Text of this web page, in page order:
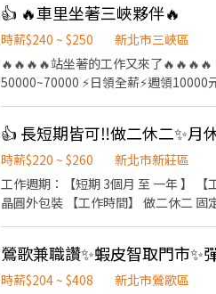
手當天就可夜班上班 ❣️站坐都有⏩久坐簡單
林俊英街/樹林三俊街/新莊新樹路 ►工
班08:00~17:00，如有加班
時薪230/H⏩薪資約$40,480~$64,743
膳/飯麵都有超好吃 日班1餐35/2餐70(晚餐沒加班還可
➟只要4分鐘 ※鴻金寶麻吉影城➟只要7分鐘 ☻☻公車路線最方便☻☻ 701 (迴龍-捷運西門站) 843 (樹林-捷運府
樹林) ⭕享有勞、健保、團保勞退6％ ⭕有實體門市、非詐騙請安心求職 ❌免費報名不收取任何費用請放心 ▼▼▼【聯繫方式】
👍 🔥車里坐著三峽夥伴🔥
時薪$240 ~ $250
新北市三峽區
🔥🔥🔥🔥站坐著的工作又來了🔥🔥🔥🔥 🔥 🔥 🔥不開玩笑缺額超
50000~70000 ⚡️日領全薪⚡️週領
溪#桃園#新北 #周休六日 #簡單包裝
生
時薪$220 ~ $260
新北市新莊區
工作週期：【短期 3個月 至 一年 】
晶圓外包裝 【工作時間】 做二休二 固定
路2號 📩 【火速卡位應徵流程】 ➊ 點擊填寫廠商制式履歷（1分鐘完成，快速安排送審）： 👉https://reurl.cc/R2p0LG 🔒 【隱
私防線】個資僅供廠商審核，敏感欄位
時薪$204 ~ $408
新北市鶯歌區